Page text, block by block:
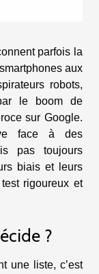
parfois la
aux
robots,
le boom de
sur Google.
face à des
pas toujours
biais et leurs
rigoureux et
?
une liste, c’est